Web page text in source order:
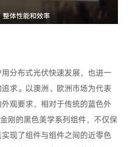
分布式光伏快速发展，也进一
求。以澳洲、欧洲市场为代表
观要求，相对于传统的蓝色外
刚的黑色美学系列组件，不仅保
现了组件与组件之间的近零色